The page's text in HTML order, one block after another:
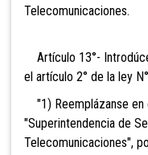
Telecomunicaciones.
Artículo 13°-
el artículo 2° de la ley
"1) Reemplázanse en
"Superintendencia de
Telecomunicaciones",